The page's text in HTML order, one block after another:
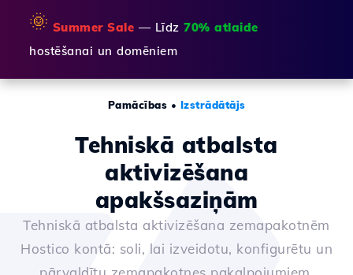
🌞 Summer Sale — Līdz 70% atlaide
hostēšanai un domēniem
Pamācības • Izstrādātājs
Tehniskā atbalsta
aktivizēšana
apakšsaziņām
Tehniskā atbalsta aktivizēšana zemapakotnēm
Hostico kontā: soli, lai izveidotu, konfigurētu un